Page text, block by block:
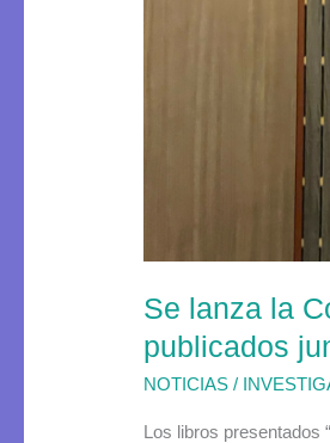
Se lanza la
publicados
NOTICIAS /
Los libros presentados
junto
Editorial
Usach